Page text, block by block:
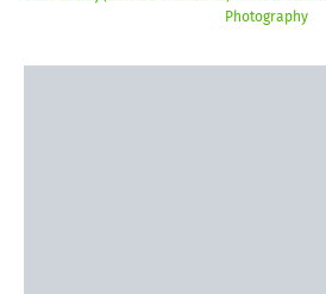
Photography